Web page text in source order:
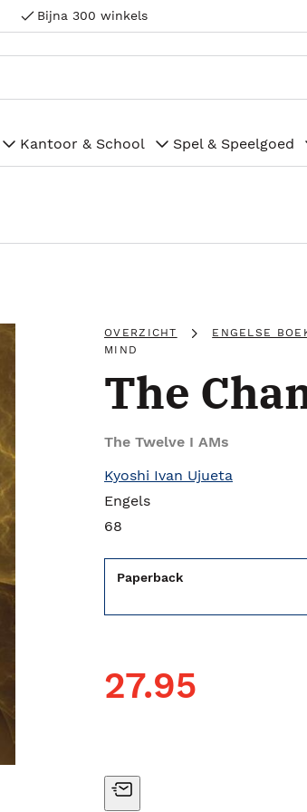
Bijna 300 winkels
Kantoor & School Spel & Speelgoed
OVERZICHT
ENGELSE
MIND
The
The Twelve I AMs
Kyoshi Ivan Ujueta
Engels
68
Paperback
27.95